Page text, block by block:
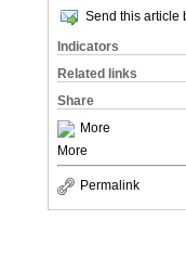
Send this article
Indicators
Related links
Share
More
More
Permalink